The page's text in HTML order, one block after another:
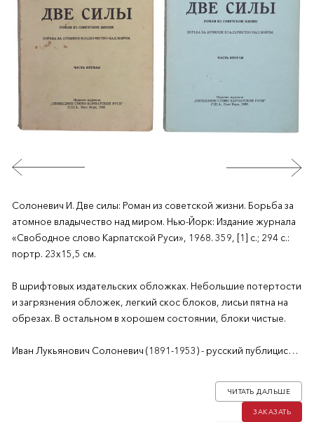
Солоневич И. Две силы: Роман из советской жизни. Борьба за
атомное владычество над миром. Нью-Йорк: Издание журнала
«Свободное слово Карпатской Руси», 1968. 359, [1] с.; 294 с.:
портр. 23х15,5 см.
В шрифтовых издательских обложках. Небольшие потертости
и загрязнения обложек, легкий скос блоков, лисьи пятна на
обрезах. В остальном в хорошем состоянии, блоки чистые.
Иван Лукьянович Солоневич (1891-1953) - русский публицист,
общественный деятель. Один из предшественников или
основоположников самбо, автор руководства «Самооборона
и нападение без оружия» для издательства НКВД РСФСР.ЗАКАЗАТЬ
ЧИТАТЬ ДАЛЬШЕ